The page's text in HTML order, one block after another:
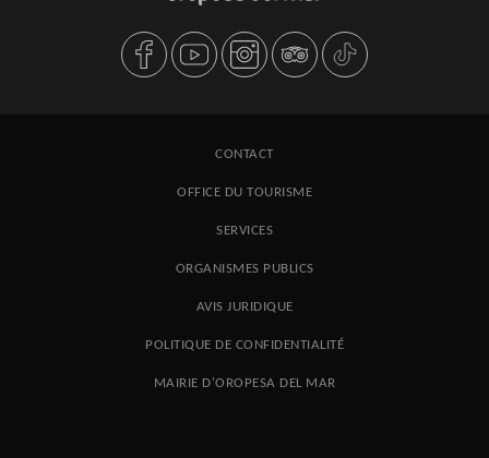
CONTACT
OFFICE DU TOURISME
SERVICES
ORGANISMES PUBLICS
AVIS JURIDIQUE
POLITIQUE DE CONFIDENTIALITÉ
MAIRIE D'OROPESA DEL MAR